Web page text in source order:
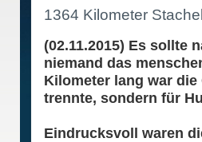
1364 Kilometer
(02.11.2015) Es sollte
niemand das
Kilometer lang war
trennte, sondern für
Eindrucksvoll waren